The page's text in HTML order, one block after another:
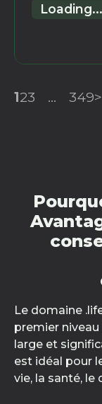
Loading...
123 ... 349>
Le domaine
premier
large et
est idéal pour
vie, la santé,